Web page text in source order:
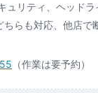
ュリティ、ヘッド
らも対応、他店で
（作業は要予約）